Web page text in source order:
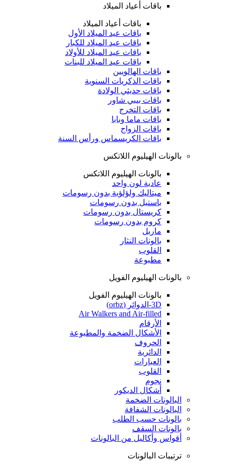
باقات أعياد الميلاد
باقات أعياد الميلاد
باقات عيد الميلاد الأول
باقات عيد الميلاد للكبار
باقات عيد الميلاد للأولاد
باقات عيد الميلاد للبنات
باقات الهالويين
باقات الذكريات السنوية
باقات حديثي الولادة
باقات بيبي شاور
باقات التخرج
باقات ماما وبابا
باقات الزواج
باقات الكريسماس ورأس السنة
بالونات الهيليوم اللاتكس
بالونات الهيليوم اللاتكس
عادية لون واحد
ميتاليك ولؤلؤية بدون رسومات
باستيل بدون رسومات
كريستال بدون رسومات
كروم بدون رسومات
ماربل
بالونات النثار
القلوب
مطبوعة
بالونات الهيليوم الفويل
بالونات الهيليوم الفويل
3D-الدوائر (orbz)
Air Walkers and Air-filled
الأرقام
الأشكال الضخمة والمطبوعة
الحروف
الدائرية
العبارات
القلوب
نجوم
أشكال الديكور
البالونات الضخمة
البالونات الشفافة
بالونات حسب الطلب
بالونات السقف
أقواس وأكاليل من البالونات
ترتيبات البالونات